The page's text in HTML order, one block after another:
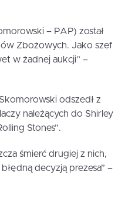
– PAP) został
Zbożowych. Jako szef
w żadnej aukcji” –
odszedł z
należących do Shirley
Stones”.
śmierć drugiej z nich,
decyzją prezesa” –